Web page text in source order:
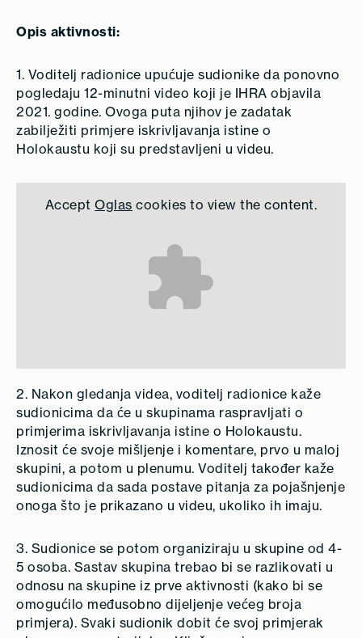
Opis aktivnosti:
1. Voditelj radionice upućuje sudionike da ponovno
pogledaju 12-minutni video koji je IHRA objavila
2021. godine. Ovoga puta njihov je zadatak
zabilježiti primjere iskrivljavanja istine o
Holokaustu koji su predstavljeni u videu.
AcceptOglas cookies to view the content.
2. Nakon gledanja videa, voditelj radionice kaže
sudionicima da će u skupinama raspravljati o
primjerima iskrivljavanja istine o Holokaustu.
Iznosit će svoje mišljenje i komentare, prvo u maloj
skupini, a potom u plenumu. Voditelj također kaže
sudionicima da sada postave pitanja za pojašnjenje
onoga što je prikazano u videu, ukoliko ih imaju.
3. Sudionice se potom organiziraju u skupine od 4-
5 osoba. Sastav skupina trebao bi se razlikovati u
odnosu na skupine iz prve aktivnosti (kako bi se
omogućilo međusobno dijeljenje većeg broja
primjera). Svaki sudionik dobit će svoj primjerak